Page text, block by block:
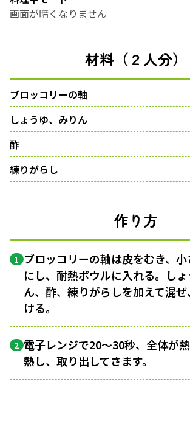
画面が暗くなりません
材料（２人分）
ブロッコリーの軸
しょうゆ、みりん
酢
練りがらし
作り方
1 ブロッコリーの軸は皮をむき、小
にし、耐熱ボウルに入れる。し
ん、酢、練りがらしを加えて混
ける。
2 電子レンジで20〜30秒、全体が
熱し、取り出してさます。